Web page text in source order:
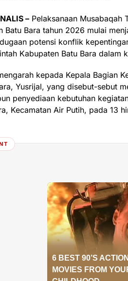
– Pelaksanaan Musabaqah
Batu Bara tahun 2026 mulai
potensi konflik
Kabupaten Batu Bara dalam
kepada Kepala Bagian
Yusrijal, yang disebut-sebut
penyediaan kebutuhan
Kecamatan Air Putih, pada 13